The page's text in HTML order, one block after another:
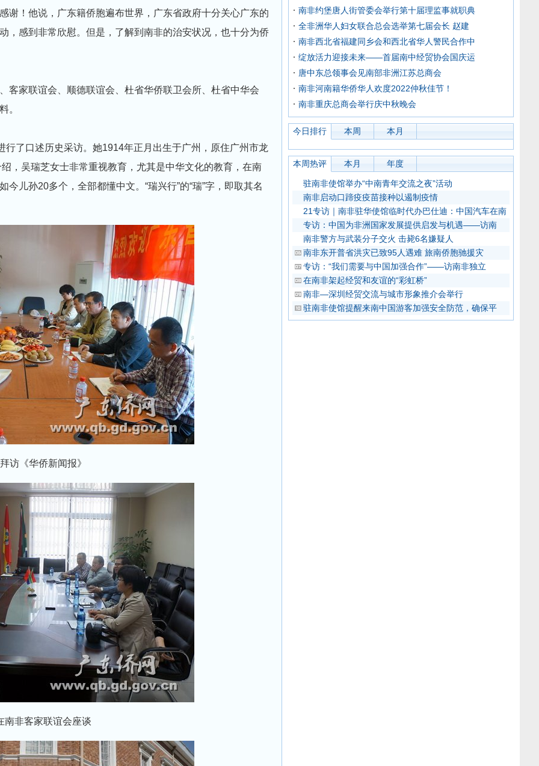
谢！他说，广东籍侨胞遍布世界，广东省政府十分关心广东的
，感到非常欣慰。但是，了解到南非的治安状况，也十分为侨
客家联谊会、顺德联谊会、杜省华侨联卫会所、杜省中华会
。
了口述历史采访。她1914年正月出生于广州，原住广州市龙
，吴瑞芝女士非常重视教育，尤其是中华文化的教育，在南
儿孙20多个，全部都懂中文。“瑞兴行”的“瑞”字，即取其名
访《华侨新闻报》
南非客家联谊会座谈
南非约堡唐人街管委会举行第十届理监事就职典
全非洲华人妇女联合总会选举第七届会长 赵建
南非西北省福建同乡会和西北省华人警民合作中
绽放活力迎接未来——首届南中经贸协会国庆运
唐中东总领事会见南部非洲江苏总商会
南非河南籍华侨华人欢度2022仲秋佳节！
南非重庆总商会举行庆中秋晚会
今日排行 本周 本月
本周热评 本月 年度
驻南非使馆举办“中南青年交流之夜”活动
南非启动口蹄疫疫苗接种以遏制疫情
21专访｜南非驻华使馆临时代办巴仕迪：中国汽车在南
专访：中国为非洲国家发展提供启发与机遇——访南
南非警方与武装分子交火 击毙6名嫌疑人
南非东开普省洪灾已致95人遇难 旅南侨胞驰援灾
专访：“我们需要与中国加强合作”——访南非独立
在南非架起经贸和友谊的“彩虹桥”
南非—深圳经贸交流与城市形象推介会举行
驻南非使馆提醒来南中国游客加强安全防范，确保平